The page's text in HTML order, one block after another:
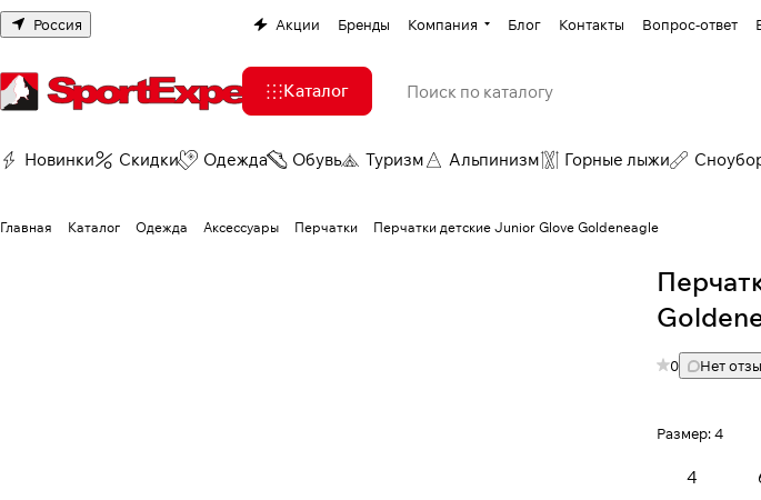
Россия Акции Бренды Компания Блог Контакты Вопрос-ответ
Каталог
Новинки Скидки Одежда Обувь Туризм Альпинизм Горные лыжи
Главная Каталог Одежда Аксессуары Перчатки Перчатки детские Junior Glove Goldeneagle
0 Нет
Размер:4
4